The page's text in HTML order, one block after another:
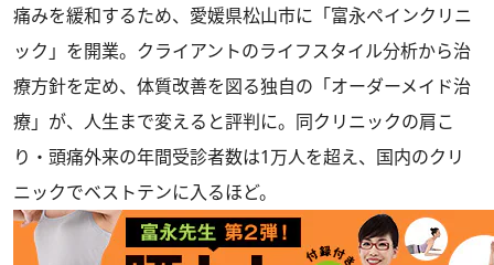
痛みを緩和するため、愛媛県松山市に「富永ペインクリニ
ック」を開業。クライアントのライフスタイル分析から治
療方針を定め、体質改善を図る独自の「オーダーメイド治
療」が、人生まで変えると評判に。同クリニックの肩こ
り・頭痛外来の年間受診者数は1万人を超え、国内のクリ
ニックでベストテンに入るほど。